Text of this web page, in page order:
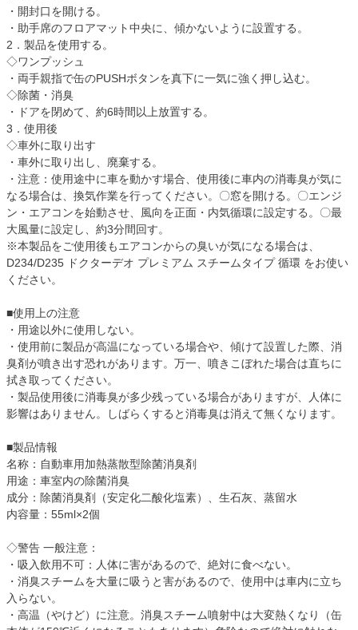
・開封口を開ける。
・助手席のフロアマット中央に、傾かないように設置する。
2．製品を使用する。
◇ワンプッシュ
・両手親指で缶のPUSHボタンを真下に一気に強く押し込む。
◇除菌・消臭
・ドアを閉めて、約6時間以上放置する。
3．使用後
◇車外に取り出す
・車外に取り出し、廃棄する。
・注意：使用途中に車を動かす場合、使用後に車内の消毒臭が気に
なる場合は、換気作業を行ってください。〇窓を開ける。〇エンジ
ン・エアコンを始動させ、風向を正面・内気循環に設定する。〇最
大風量に設定し、約3分間回す。
※本製品をご使用後もエアコンからの臭いが気になる場合は、
D234/D235 ドクターデオ プレミアム スチームタイプ 循環 をお使い
ください。
■使用上の注意
・用途以外に使用しない。
・使用前に製品が高温になっている場合や、傾けて設置した際、消
臭剤が噴き出す恐れがあります。万一、噴きこぼれた場合は直ちに
拭き取ってください。
・製品使用後に消毒臭が多少残っている場合がありますが、人体に
影響はありません。しばらくすると消毒臭は消えて無くなります。
■製品情報
名称：自動車用加熱蒸散型除菌消臭剤
用途：車室内の除菌消臭
成分：除菌消臭剤（安定化二酸化塩素）、生石灰、蒸留水
内容量：55ml×2個
◇警告 一般注意：
・吸入飲用不可：人体に害があるので、絶対に食べない。
・消臭スチームを大量に吸うと害があるので、使用中は車内に立ち
入らない。
・高温（やけど）に注意。消臭スチーム噴射中は大変熱くなり（缶